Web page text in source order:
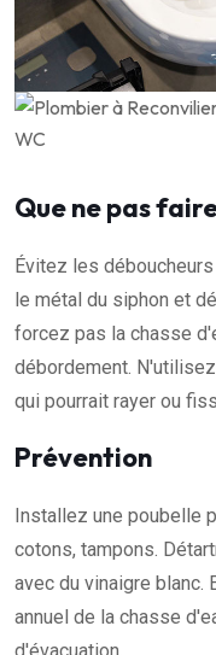
Que ne pas
Évitez les
le métal du siphon et
forcez pas la chasse
débordement.
qui pourrait rayer ou
Prévention
Installez une poubelle
cotons, tampons.
avec du vinaigre blanc.
annuel de la chasse